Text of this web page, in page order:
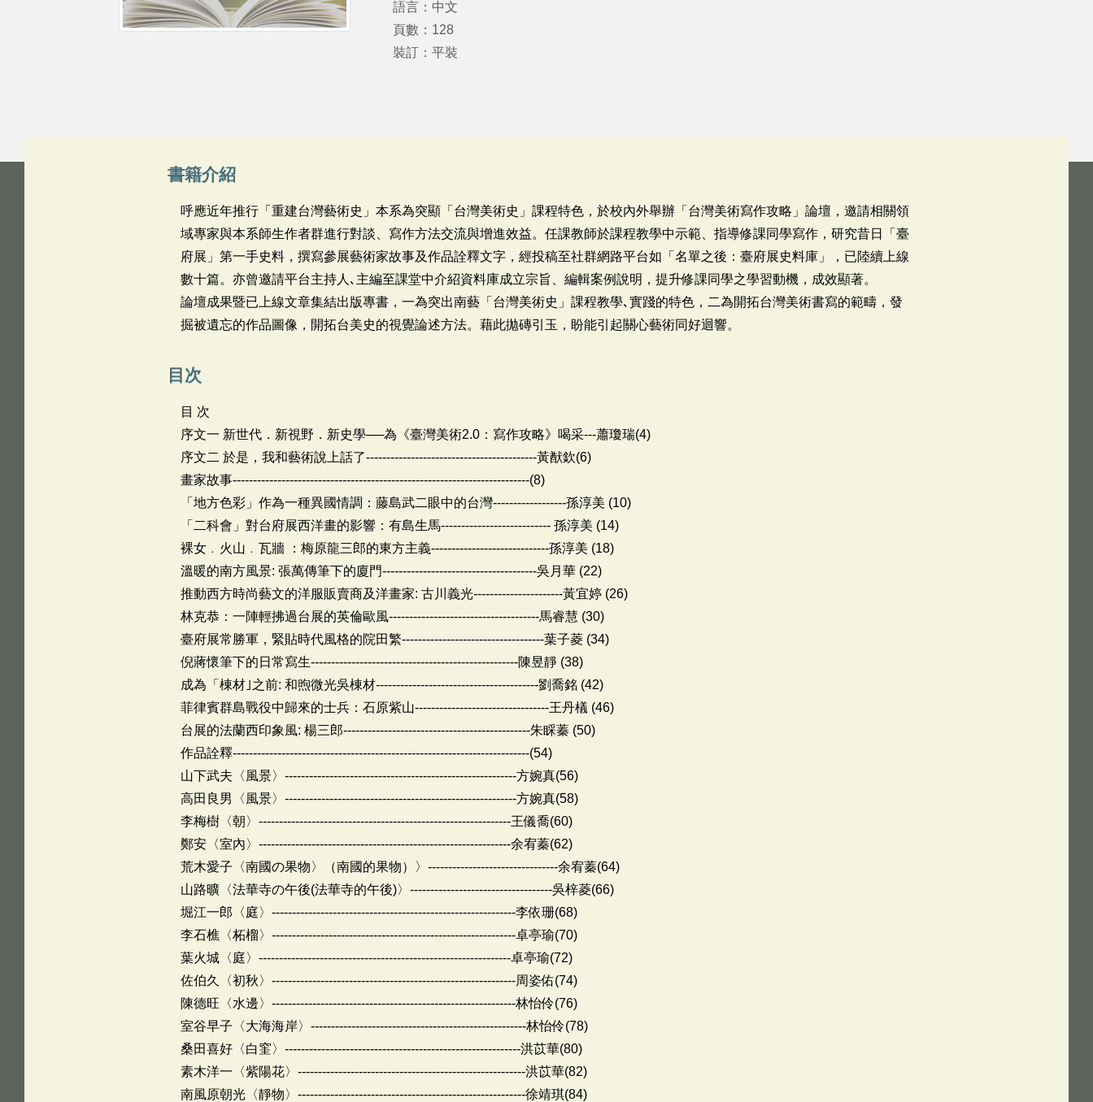
語言：中文
頁數：128
裝訂：平裝
書籍介紹
呼應近年推行「重建台灣藝術史」本系為突顯「台灣美術史」課程特色，於校內外舉辦「台灣美術寫作攻略」論壇，邀請相關領
域專家與本系師生作者群進行對談、寫作方法交流與增進效益。任課教師於課程教學中示範、指導修課同學寫作，研究昔日「臺
府展」第一手史料，撰寫參展藝術家故事及作品詮釋文字，經投稿至社群網路平台如「名單之後：臺府展史料庫」，已陸續上線
數十篇。亦曾邀請平台主持人､主編至課堂中介紹資料庫成立宗旨、編輯案例說明，提升修課同學之學習動機，成效顯著。
論壇成果暨已上線文章集結出版專書，一為突出南藝「台灣美術史」課程教學､實踐的特色，二為開拓台灣美術書寫的範疇，發
掘被遺忘的作品圖像，開拓台美史的視覺論述方法。藉此拋磚引玉，盼能引起關心藝術同好迴響。
目次
目 次
序文一 新世代．新視野．新史學──為《臺灣美術2.0：寫作攻略》喝采---蕭瓊瑞(4)
序文二 於是，我和藝術說上話了------------------------------------------黃猷欽(6)
畫家故事-------------------------------------------------------------------------(8)
「地方色彩」作為一種異國情調：藤島武二眼中的台灣------------------孫淳美 (10)
「二科會」對台府展西洋畫的影響：有島生馬--------------------------- 孫淳美 (14)
裸女﹒火山﹒瓦牆 ：梅原龍三郎的東方主義-----------------------------孫淳美 (18)
溫暖的南方風景: 張萬傳筆下的廈門--------------------------------------吳月華 (22)
推動西方時尚藝文的洋服販賣商及洋畫家: 古川義光----------------------黃宜婷 (26)
林克恭：一陣輕拂過台展的英倫歐風-------------------------------------馬睿慧 (30)
臺府展常勝軍，緊貼時代風格的院田繁-----------------------------------葉子菱 (34)
倪蔣懷筆下的日常寫生---------------------------------------------------陳昱靜 (38)
成為「棟材｣之前: 和煦微光吳棟材----------------------------------------劉喬銘 (42)
菲律賓群島戰役中歸來的士兵：石原紫山---------------------------------王丹檥 (46)
台展的法蘭西印象風: 楊三郎----------------------------------------------朱睬蓁 (50)
作品詮釋-------------------------------------------------------------------------(54)
山下武夫〈風景〉---------------------------------------------------------方婉真(56)
高田良男〈風景〉---------------------------------------------------------方婉真(58)
李梅樹〈朝〉--------------------------------------------------------------王儀喬(60)
鄭安〈室內〉--------------------------------------------------------------余宥蓁(62)
荒木愛子〈南國の果物〉（南國的果物）〉--------------------------------余宥蓁(64)
山路曠〈法華寺の午後(法華寺的午後)〉-----------------------------------吳梓菱(66)
堀江一郎〈庭〉------------------------------------------------------------李依珊(68)
李石樵〈柘榴〉------------------------------------------------------------卓亭瑜(70)
葉火城〈庭〉--------------------------------------------------------------卓亭瑜(72)
佐伯久〈初秋〉------------------------------------------------------------周姿佑(74)
陳德旺〈水邊〉------------------------------------------------------------林怡伶(76)
室谷早子〈大海海岸〉-----------------------------------------------------林怡伶(78)
桑田喜好〈白窐〉----------------------------------------------------------洪苡華(80)
素木洋一〈紫陽花〉--------------------------------------------------------洪苡華(82)
南風原朝光〈靜物〉--------------------------------------------------------徐靖琪(84)